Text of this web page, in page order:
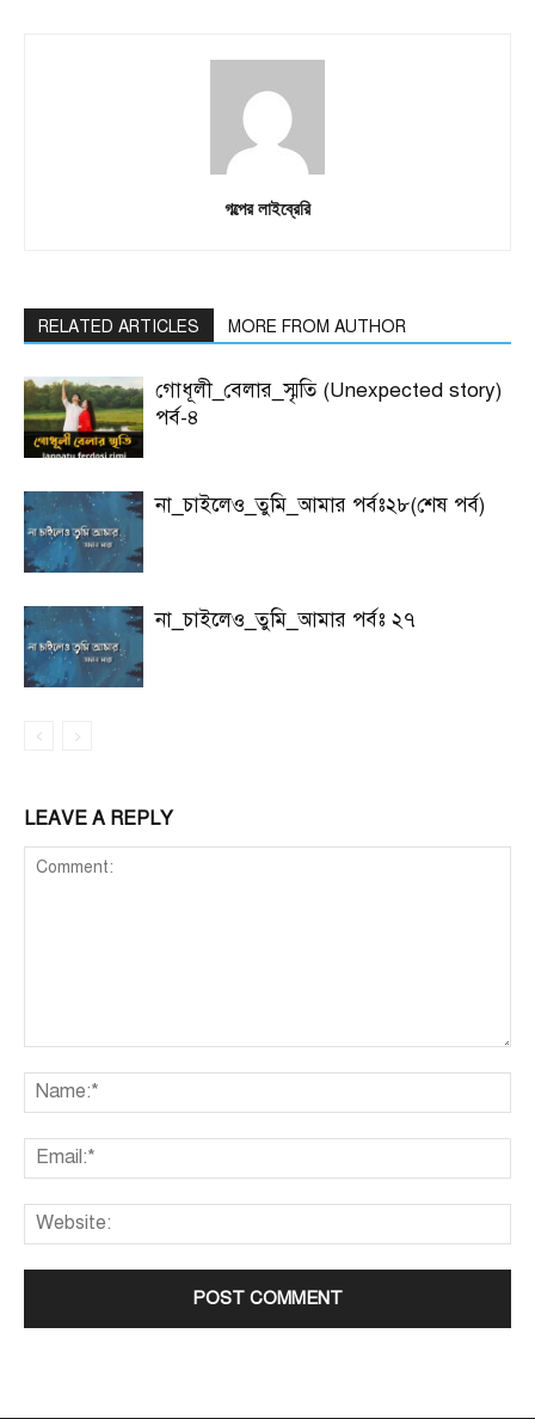
গল্পের লাইব্রেরি
RELATED ARTICLES MORE FROM AUTHOR
গোধূলী_বেলার_স্মৃতি (Unexpected story)
পর্ব-৪
না_চাইলেও_তুমি_আমার পর্বঃ২৮(শেষ পর্ব)
না_চাইলেও_তুমি_আমার পর্বঃ ২৭
LEAVE A REPLY